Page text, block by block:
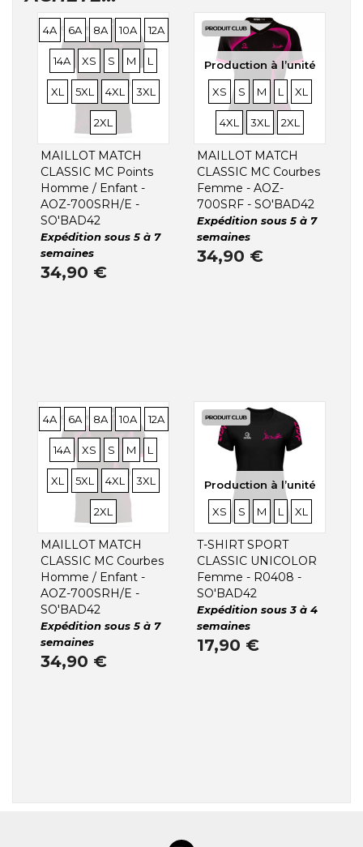
Production à l’unité
TAILLES
4A
TAILLES
6A
TAILLES
8A
TAILLES
10A
TAILLES
12A
TAILLES
14A
TAILLES
XS
TAILLES
S
TAILLES
M
TAILLES
L
TAILLES
XL
TAILLES
5XL
TAILLES
4XL
TAILLES
3XL
TAILLES
2XL
MAILLOT MATCH
CLASSIC MC Points
Homme / Enfant -
AOZ-700SRH/E -
SO'BAD42
Expédition sous 5 à 7
semaines
34,90 €
Production à l’unité
TAILLES
XS
TAILLES
S
TAILLES
M
TAILLES
L
TAILLES
XL
TAILLES
4XL
TAILLES
3XL
TAILLES
2XL
MAILLOT MATCH
CLASSIC MC Courbes
Femme - AOZ-
700SRF - SO'BAD42
Expédition sous 5 à 7
semaines
34,90 €
TAILLES
4A
TAILLES
6A
TAILLES
8A
TAILLES
10A
TAILLES
12A
TAILLES
14A
TAILLES
XS
TAILLES
S
TAILLES
M
TAILLES
L
TAILLES
XL
TAILLES
5XL
TAILLES
4XL
TAILLES
3XL
TAILLES
2XL
MAILLOT MATCH
CLASSIC MC Courbes
Homme / Enfant -
AOZ-700SRH/E -
SO'BAD42
Expédition sous 5 à 7
semaines
34,90 €
Production à l’unité
TAILLES
XS
TAILLES
S
TAILLES
M
TAILLES
L
TAILLES
XL
T-SHIRT SPORT
CLASSIC UNICOLOR
Femme - R0408 -
SO'BAD42
Expédition sous 3 à 4
semaines
17,90 €